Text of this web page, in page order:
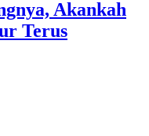
Akankah
Terus